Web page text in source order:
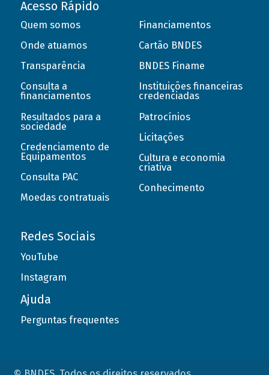
Acesso Rápido
Quem somos
Onde atuamos
Transparência
Consulta a
financiamentos
Resultados para a
sociedade
Credenciamento de
Equipamentos
Consulta PAC
Moedas contratuais
Financiamentos
Cartão BNDES
BNDES Finame
Instituições financeiras
credenciadas
Patrocínios
Licitações
Cultura e economia
criativa
Conhecimento
Redes Sociais
YouTube
Instagram
Ajuda
Perguntas frequentes